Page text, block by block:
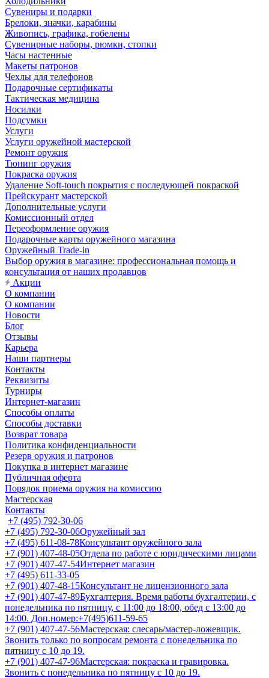
Сувениры и подарки
Брелоки, значки, карабины
Живопись, графика, гобелены
Сувенирные наборы, рюмки, стопки
Часы настенные
Макеты патронов
Чехлы для телефонов
Подарочные сертификаты
Тактическая медицина
Носилки
Подсумки
Услуги
Услуги оружейной мастерской
Ремонт оружия
Тюнинг оружия
Покраска оружия
Удаление Soft-touch покрытия с последующей покраской
Прейскурант мастерской
Дополнительные услуги
Комиссионный отдел
Переоформление оружия
Подарочные карты оружейного магазина
Оружейный Trade-in
Выбор оружия в магазине: профессиональная помощь и
консультация от наших продавцов
Акции
О компании
О компании
Новости
Блог
Отзывы
Карьера
Наши партнеры
Контакты
Реквизиты
Турниры
Интернет-магазин
Способы оплаты
Способы доставки
Возврат товара
Политика конфиденциальности
Резерв оружия и патронов
Покупка в интернет магазине
Публичная оферта
Порядок приема оружия на комиссию
Мастерская
Контакты
+7 (495) 792-30-06
+7 (495) 792-30-06Оружейный зал
+7 (495) 611-08-78Консультант оружейного зала
+7 (901) 407-48-05Отдела по работе с юридическими лицами
+7 (901) 407-47-54Интернет магазин
+7 (495) 611-33-05
+7 (901) 407-48-15Консультант не лицензионного зала
+7 (901) 407-47-89Бухгалтерия. Время работы бухгалтерии, с
понедельника по пятницу, с 11:00 до 18:00, обед с 13:00 до
14:00. Доп.номер:+7(495)611-59-65
+7 (901) 407-47-56Мастерская: слесарь/мастер-ложевщик.
Звонить только по вопросам ремонта с понедельника по
пятницу с 10 до 19.
+7 (901) 407-47-96Мастерская: покраска и гравировка.
Звонить с понедельника по пятницу с 10 до 19.